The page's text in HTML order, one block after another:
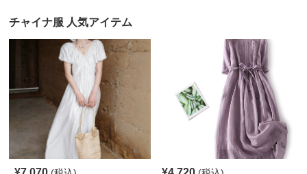
チャイナ服 人気アイテム